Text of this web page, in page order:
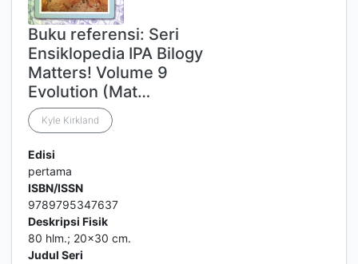
Buku referensi: Seri
Ensiklopedia IPA Bilogy
Matters! Volume 9
Evolution (Mat…
Kyle Kirkland
Edisi
pertama
ISBN/ISSN
9789795347637
Deskripsi Fisik
80 hlm.; 20x30 cm.
Judul Seri